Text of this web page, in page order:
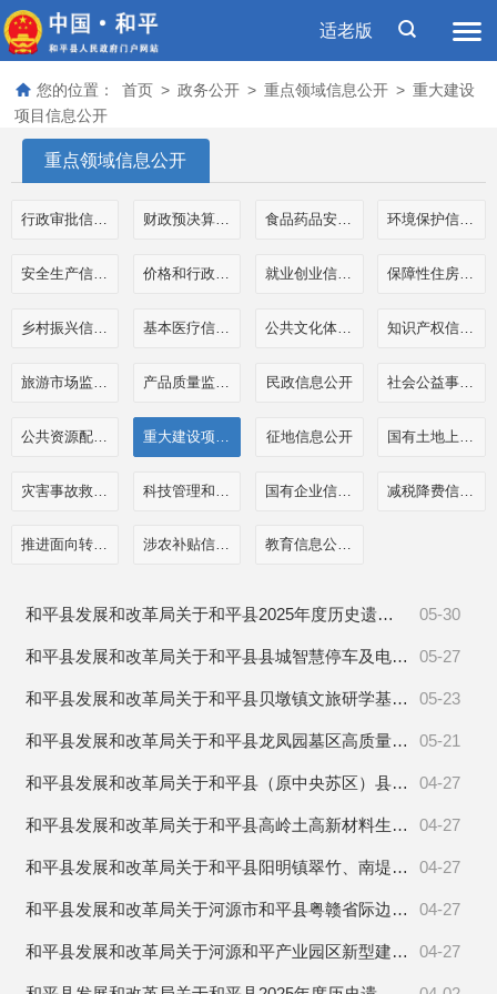
适老版
您的位置： 首页 > 政务公开 > 重点领域信息公开 > 重大建设
项目信息公开
重点领域信息公开
行政审批信息公开 财政预决算和三公经费公开 食品药品安全信息公开 环境保护信息公开
安全生产信息公开 价格和行政事业性收费信息公开 就业创业信息公开 保障性住房信息公开
乡村振兴信息公开 基本医疗信息公开 公共文化体育信息公开 知识产权信息公开
民政信息公开
征地信息公开
推进面向转移落户人员的服务公开 涉农补贴信息公开 教育信息公开栏目
05-30
和平县发展和改革局关于和平县2025年度历史遗留矿山生态修复工程治理项目可行性研究报告的批复
05-27
和平县发展和改革局关于和平县县城智慧停车及电动自行车充电桩建设项目可行性研究报告的批复
05-23
和平县发展和改革局关于和平县贝墩镇文旅研学基地建设项目可行性研究报告的批复
05-21
和平县发展和改革局关于和平县龙凤园墓区高质量发展建设项目可行性研究报告的批复
04-27
和平县发展和改革局关于和平县（原中央苏区）县域医共体医疗设备更新项目可行性研究报告的批复
04-27
和平县发展和改革局关于和平县高岭土高新材料生产基地项目可行性研究报告的批复
04-27
和平县发展和改革局关于和平县阳明镇翠竹、南堤社区老旧小区改造项目可行性研究报告的批复
04-27
和平县发展和改革局关于河源市和平县粤赣省际边界乡村振兴综合提升整治项目可行性研究报告的批复
04-27
和平县发展和改革局关于河源和平产业园区新型建材产业园建设项目可行性研究报告的批复